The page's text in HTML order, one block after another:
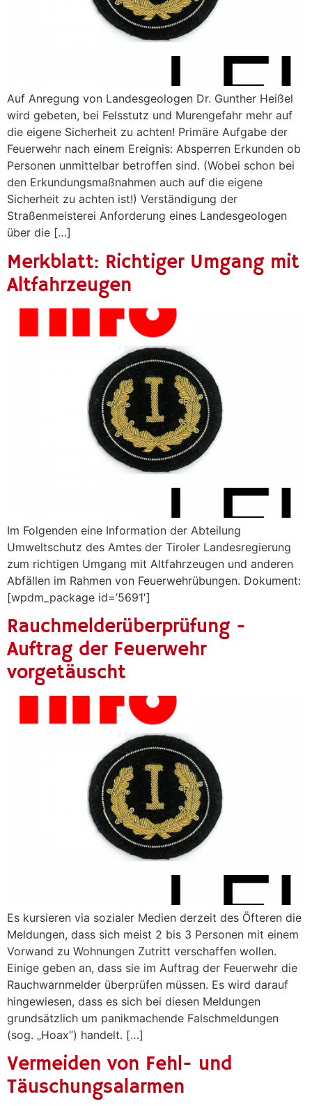
Auf Anregung von Landesgeologen Dr. Gunther Heißel
wird gebeten, bei Felsstutz und Murengefahr mehr auf
die eigene Sicherheit zu achten! Primäre Aufgabe der
Feuerwehr nach einem Ereignis: Absperren Erkunden ob
Personen unmittelbar betroffen sind. (Wobei schon bei
den Erkundungsmaßnahmen auch auf die eigene
Sicherheit zu achten ist!) Verständigung der
Straßenmeisterei Anforderung eines Landesgeologen
über die […]
Merkblatt: Richtiger Umgang mit
Altfahrzeugen
Im Folgenden eine Information der Abteilung
Umweltschutz des Amtes der Tiroler Landesregierung
zum richtigen Umgang mit Altfahrzeugen und anderen
Abfällen im Rahmen von Feuerwehrübungen. Dokument:
[wpdm_package id=’5691′]
Rauchmelderüberprüfung -
Auftrag der Feuerwehr
vorgetäuscht
Es kursieren via sozialer Medien derzeit des Öfteren die
Meldungen, dass sich meist 2 bis 3 Personen mit einem
Vorwand zu Wohnungen Zutritt verschaffen wollen.
Einige geben an, dass sie im Auftrag der Feuerwehr die
Rauchwarnmelder überprüfen müssen. Es wird darauf
hingewiesen, dass es sich bei diesen Meldungen
grundsätzlich um panikmachende Falschmeldungen
(sog. „Hoax“) handelt. […]
Vermeiden von Fehl- und
Täuschungsalarmen